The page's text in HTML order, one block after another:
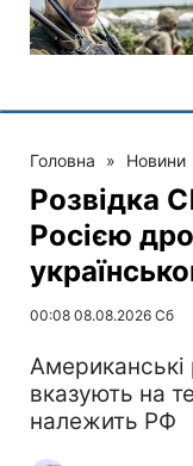
Головна » Новини
Розвідка
Росією
00:08 08.08.2026 Сб
Американські
вказують на
належить РФ